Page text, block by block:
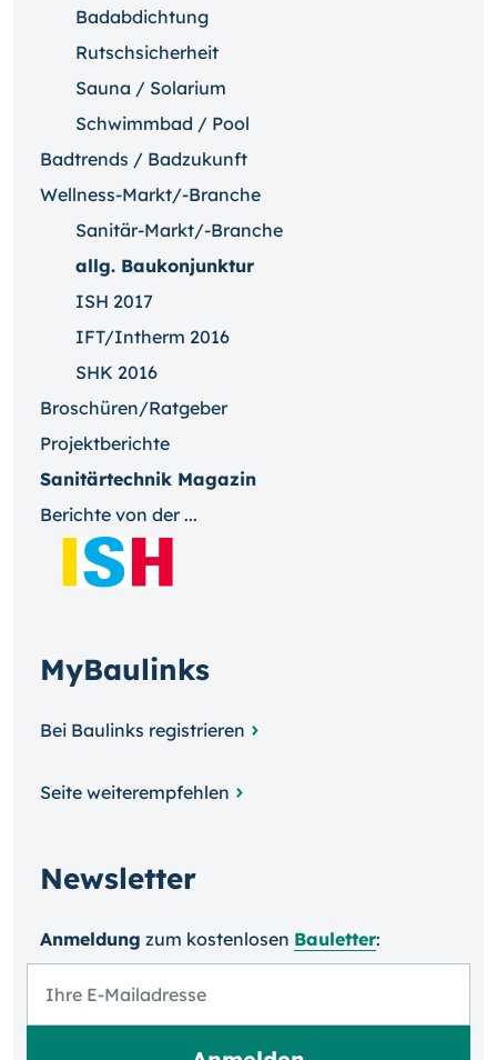
Badabdichtung
Rutschsicherheit
Sauna / Solarium
Schwimmbad / Pool
Badtrends / Badzukunft
Wellness-Markt/-Branche
Sanitär-Markt/-Branche
allg. Baukonjunktur
ISH 2017
IFT/Intherm 2016
SHK 2016
Broschüren/Ratgeber
Projektberichte
Sanitärtechnik Magazin
Berichte von der ...
MyBaulinks
Bei Baulinks registrieren
Seite weiterempfehlen
Newsletter
Anmeldung zum kosten­losen Bauletter: